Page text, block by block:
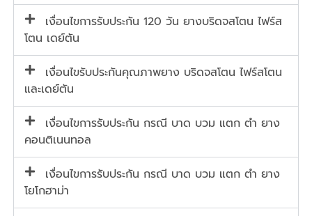
เงื่อนไขการรับประกัน 120 วัน ยางบริดจสโตน ไฟร์ส
โตน เดย์ตัน
เงื่อนไขรับประกันคุณภาพยาง บริดจสโตน ไฟร์สโตน
และเดย์ตัน
เงื่อนไขการรับประกัน กรณี บาด บวม แตก ตำ ยาง
คอนติเนนทอล
เงื่อนไขการรับประกัน กรณี บาด บวม แตก ตำ ยาง
โยโกฮาม่า